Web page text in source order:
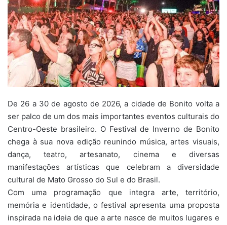
De 26 a 30 de agosto de 2026, a cidade de Bonito volta a
ser palco de um dos mais importantes eventos culturais do
Centro-Oeste brasileiro. O Festival de Inverno de Bonito
chega à sua nova edição reunindo música, artes visuais,
dança, teatro, artesanato, cinema e diversas
manifestações artísticas que celebram a diversidade
cultural de Mato Grosso do Sul e do Brasil.
Com uma programação que integra arte, território,
memória e identidade, o festival apresenta uma proposta
inspirada na ideia de que a arte nasce de muitos lugares e